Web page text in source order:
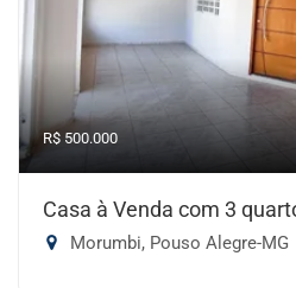
R$ 500.000
Casa à Venda com 3
Morumbi, Pouso Alegre-MG